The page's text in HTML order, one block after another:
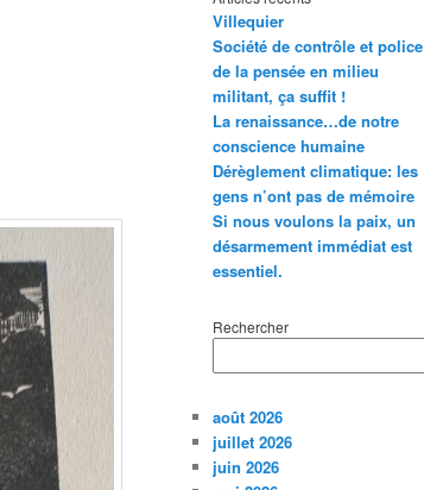
Villequier
Société de contrôle et police
de la pensée en milieu
militant, ça suffit !
La renaissance…de notre
conscience humaine
Dérèglement climatique: les
gens n’ont pas de mémoire
Si nous voulons la paix, un
désarmement immédiat est
essentiel.
Rechercher
août 2026
juillet 2026
juin 2026